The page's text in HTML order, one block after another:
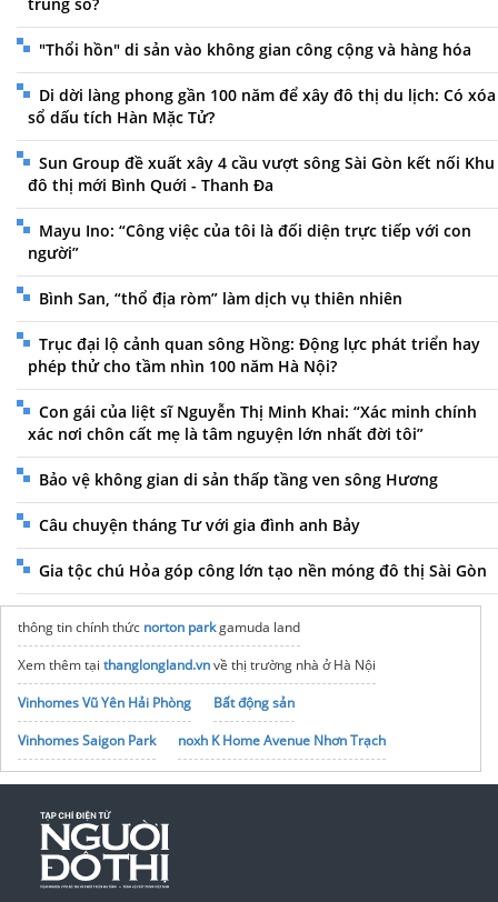
"Thổi hồn" di sản vào không gian công cộng và hàng hóa
Di dời làng phong gần 100 năm để xây đô thị du lịch: Có xóa
sổ dấu tích Hàn Mặc Tử?
Sun Group đề xuất xây 4 cầu vượt sông Sài Gòn kết nối Khu
đô thị mới Bình Quới - Thanh Đa
Mayu Ino: “Công việc của tôi là đối diện trực tiếp với con
người”
Bình San, “thổ địa ròm” làm dịch vụ thiên nhiên
Trục đại lộ cảnh quan sông Hồng: Động lực phát triển hay
phép thử cho tầm nhìn 100 năm Hà Nội?
Con gái của liệt sĩ Nguyễn Thị Minh Khai: “Xác minh chính
xác nơi chôn cất mẹ là tâm nguyện lớn nhất đời tôi”
Bảo vệ không gian di sản thấp tầng ven sông Hương
Câu chuyện tháng Tư với gia đình anh Bảy
Gia tộc chú Hỏa góp công lớn tạo nền móng đô thị Sài Gòn
thông tin chính thức norton parkgamuda land
Xem thêm tại thanglongland.vnvề thị trường nhà ở Hà Nội
Vinhomes Vũ Yên Hải Phòng
Bất động sản
Vinhomes Saigon Park
noxh K Home Avenue Nhơn Trạch
Tập đoàn Bcons Group
Xổ số Miền Namnhanh nhất